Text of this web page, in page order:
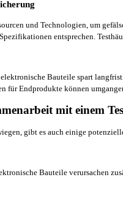
und Technologien, um
entsprechen.
Bauteile spart
für Endprodukte können
mit einem
gibt es auch einige
Bauteile verursachen